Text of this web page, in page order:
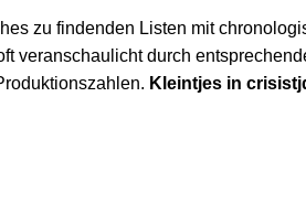
zu findenden Listen mit
veranschaulicht durch
Kleintjes in